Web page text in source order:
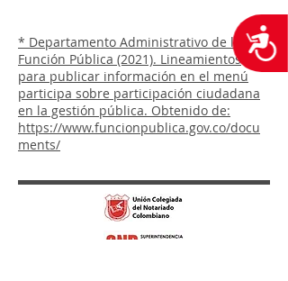
* Departamento Administrativo de la
Función Pública (2021). Lineamientos
para publicar información en el menú
participa sobre participación ciudadana
en la gestión pública. Obtenido de:
https://www.funcionpublica.gov.co/docu
ments/